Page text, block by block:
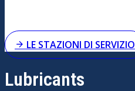
LE STAZIONI DI SERVIZIO
Lubricants